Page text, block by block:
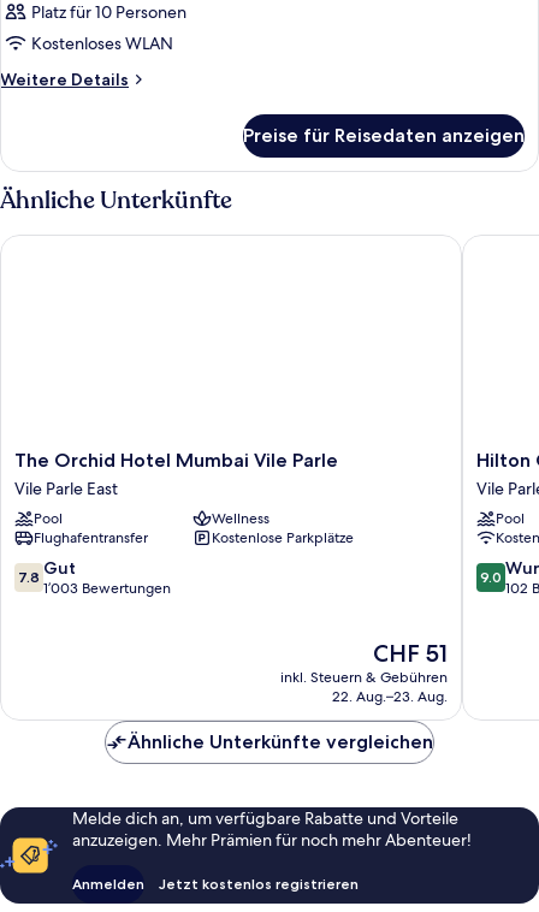
Platz für 10 Personen
Kostenloses WLAN
Weitere Details
Weitere
Preise für Reisedaten anzeigen
Ähnliche Unterkünfte
The
Orchid
Hotel
Mumbai
Vile
Parle
Vile
The Orchid Hotel Mumbai Vile Parle
Vile Parle East
Pool
Wellness
Flughafentransfer
Kostenlose Parkplätze
7.8
von
7.8 Gut
1’003 Bewertungen
Der
Preis
beträgt
CHF 51
inkl. Steuern & Gebühren
22. Aug.–23. Aug.
The Orchid Hotel Mumbai Vile Parle
Hilton
Garden
Inn
Mumbai
Airport
Vile
Hilton
Vile
Pool
9.0
von
9.0
102
Hilton
Ähnliche Unterkünfte vergleichen
Melde dich an, um verfügbare Rabatte und Vorteile
anzuzeigen. Mehr Prämien für noch mehr Abenteuer!
Anmelden Jetzt kostenlos registrieren